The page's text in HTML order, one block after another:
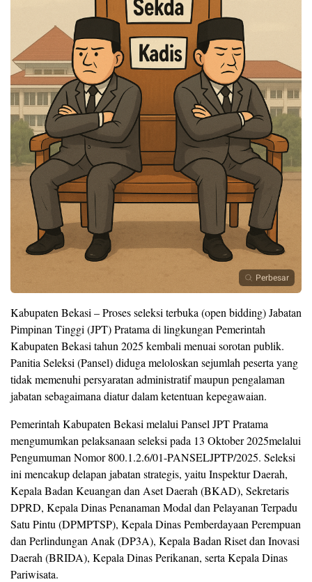
Perbesar
Kabupaten Bekasi – Proses seleksi terbuka (open bidding) Jabatan
Pimpinan Tinggi (JPT) Pratama di lingkungan Pemerintah
Kabupaten Bekasi tahun 2025 kembali menuai sorotan publik.
Panitia Seleksi (Pansel) diduga meloloskan sejumlah peserta yang
tidak memenuhi persyaratan administratif maupun pengalaman
jabatan sebagaimana diatur dalam ketentuan kepegawaian.
Pemerintah Kabupaten Bekasi melalui Pansel JPT Pratama
mengumumkan pelaksanaan seleksi pada 13 Oktober 2025melalui
Pengumuman Nomor 800.1.2.6/01-PANSELJPTP/2025. Seleksi
ini mencakup delapan jabatan strategis, yaitu Inspektur Daerah,
Kepala Badan Keuangan dan Aset Daerah (BKAD), Sekretaris
DPRD, Kepala Dinas Penanaman Modal dan Pelayanan Terpadu
Satu Pintu (DPMPTSP), Kepala Dinas Pemberdayaan Perempuan
dan Perlindungan Anak (DP3A), Kepala Badan Riset dan Inovasi
Daerah (BRIDA), Kepala Dinas Perikanan, serta Kepala Dinas
Pariwisata.